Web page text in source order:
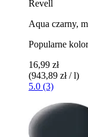
Revell
Aqua czarny,
Popularne
16,99 zł
(943,89 zł / l)
5.0 (3)